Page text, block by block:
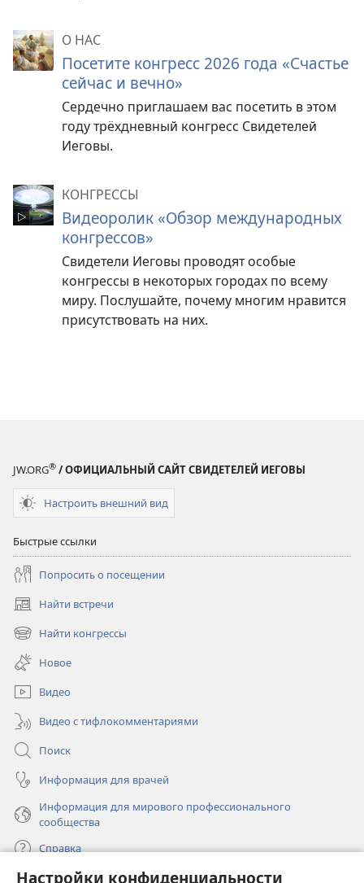
Настройки конфиденциальности
О НАС
Посетите конгресс 2026 года «Счастье
сейчас и вечно»
Сердечно приглашаем вас посетить в этом
году трёхдневный конгресс Свидетелей
Иеговы.
КОНГРЕССЫ
Видеоролик «Обзор международных
конгрессов»
Свидетели Иеговы проводят особые
конгрессы в некоторых городах по всему
миру. Послушайте, почему многим нравится
присутствовать на них.
JW.ORG® / ОФИЦИАЛЬНЫЙ САЙТ СВИДЕТЕЛЕЙ ИЕГОВЫ
Настроить внешний вид
Быстрые ссылки
Попросить о посещении
Найти встречи
(открывается
в
новом
окне)
Найти конгрессы
(открывается
новом
окне)
Новое
Видео
Видео с тифлокомментариями
Поиск
Информация для врачей
Информация для мирового профессионального
сообщества
Справка